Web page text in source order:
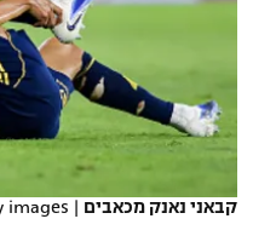
רשיון להקרנה פומבית לבית עסק
הצטרפות לחבילת הערוצים
לוח דרושים – ג'ובנט
קבאני נאנק מכאבים |
images